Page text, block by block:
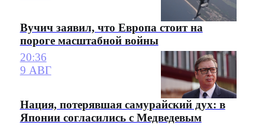
Вучич заявил, что Европа стоит на
пороге масштабной войны
20:36
9 АВГ
Нация, потерявшая самурайский дух: в
Японии согласились с Медведевым